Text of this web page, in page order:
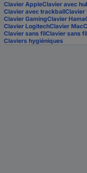
Clavier AppleClavier avec
Clavier avec trackballClavier
Clavier GamingClavier Hama
Clavier LogitechClavier Mac
Clavier sans filClavier sans fil
Claviers hygiéniques